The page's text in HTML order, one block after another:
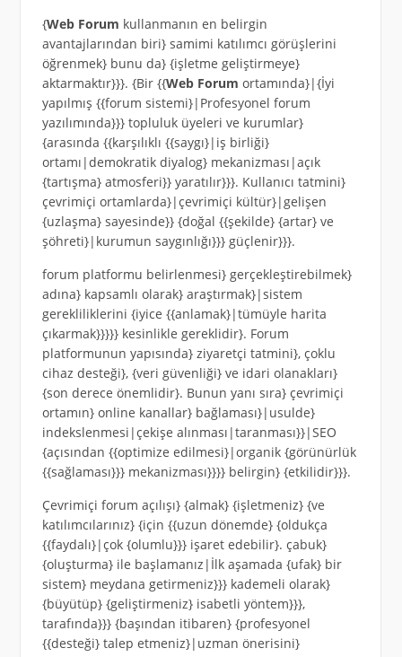
{Web Forum kullanmanın en belirgin
avantajlarından biri} samimi katılımcı görüşlerini
öğrenmek} bunu da} {işletme geliştirmeye}
aktarmaktır}}}. {Bir {{Web Forum ortamında}|{İyi
yapılmış {{forum sistemi}|Profesyonel forum
yazılımında}}} topluluk üyeleri ve kurumlar}
{arasında {{karşılıklı {{saygı}|iş birliği}
ortamı|demokratik diyalog} mekanizması|açık
{tartışma} atmosferi}} yaratılır}}}. Kullanıcı tatmini}
çevrimiçi ortamlarda}|çevrimiçi kültür}|gelişen
{uzlaşma} sayesinde}} {doğal {{şekilde} {artar} ve
şöhreti}|kurumun saygınlığı}}} güçlenir}}}.
forum platformu belirlenmesi} gerçekleştirebilmek}
adına} kapsamlı olarak} araştırmak}|sistem
gerekliliklerini {iyice {{anlamak}|tümüyle harita
çıkarmak}}}}} kesinlikle gereklidir}. Forum
platformunun yapısında} ziyaretçi tatmini}, çoklu
cihaz desteği}, {veri güvenliği} ve idari olanakları}
{son derece önemlidir}. Bunun yanı sıra} çevrimiçi
ortamın} online kanallar} bağlaması}|usulde}
indekslenmesi|çekişe alınması|taranması}}|SEO
{açısından {{optimize edilmesi}|organik {görünürlük
{{sağlaması}}} mekanizması}}}} belirgin} {etkilidir}}}.
Çevrimiçi forum açılışı} {almak} {işletmeniz} {ve
katılımcılarınız} {için {{uzun dönemde} {oldukça
{{faydalı}|çok {olumlu}}} işaret edebilir}. çabuk}
{oluşturma} ile başlamanız|İlk aşamada {ufak} bir
sistem} meydana getirmeniz}}} kademeli olarak}
{büyütüp} {geliştirmeniz} isabetli yöntem}}},
tarafında}}} {başından itibaren} {profesyonel
{{desteği} talep etmeniz}|uzman önerisini}